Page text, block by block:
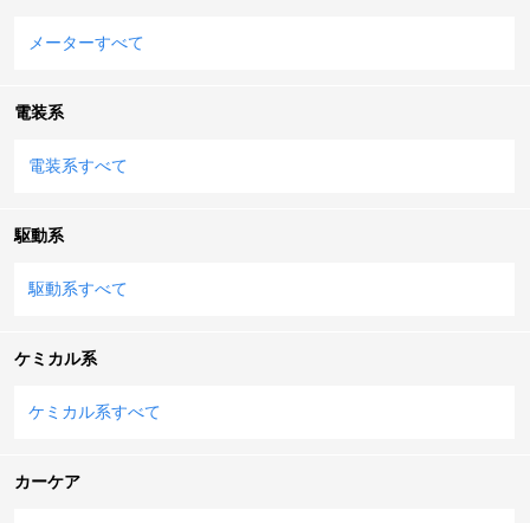
メーターすべて
電装系
電装系すべて
駆動系
駆動系すべて
ケミカル系
ケミカル系すべて
カーケア